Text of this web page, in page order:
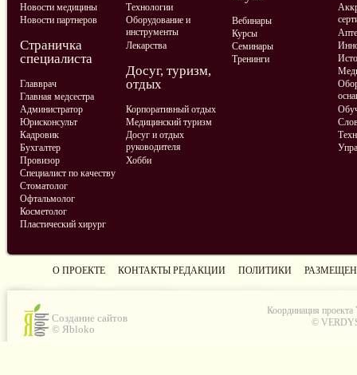
Новости медицины
Новости партнеров
Технологии
Оборудование и
инструменты
Лекарства
Вебинары
Курсы
Семинары
Тренинги
Страничка
специалиста
Главврач
Главная медсестра
Администратор
Юрисконсульт
Кадровик
Бухгалтер
Провизор
Специалист по качеству
Стоматолог
Офтальмолог
Косметолог
Пластический хирург
Досуг, туризм,
отдых
Корпоративный отдых
Медицинский туризм
Досуг и отдых
руководителя
Хобби
О ПРОЕКТЕ КОНТАКТЫ РЕДАКЦИИ ПОЛИТИКИ
Создание сайтов
© Яbloko
Координация проекта
©